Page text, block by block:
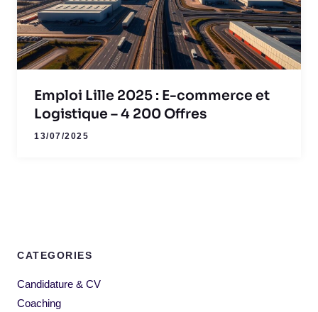
Emploi Lille 2025 : E-commerce et
Logistique – 4 200 Offres
13/07/2025
CATEGORIES
Candidature & CV
Coaching